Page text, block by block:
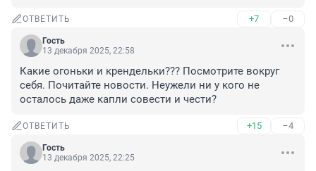
ОТВЕТИТЬ +7 –0
Гость
13 декабря 2025, 22:58
Какие огоньки и крендельки??? Посмотрите вокруг
себя. Почитайте новости. Неужели ни у кого не
осталось даже капли совести и чести?
ОТВЕТИТЬ +15 –4
Гость
13 декабря 2025, 22:25